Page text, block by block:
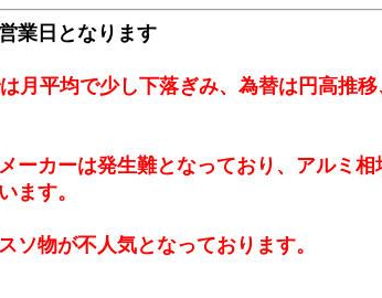
業日となります
月平均で少し下落ぎみ、為替は円高推
ーカーは発生難となっており、アルミ
ます。
ソ物が不人気となっております。